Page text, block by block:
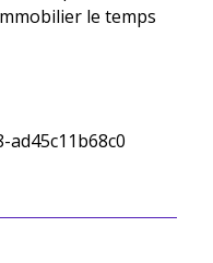
le temps
ad45c11b68c0